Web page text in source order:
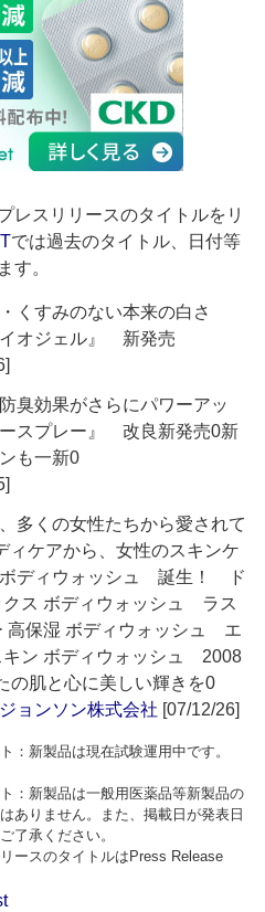
レスリリースのタイトルをリ
では過去のタイトル、日付等
す。
くすみのない本来の白さ
オジェル』 新発売
臭効果がさらにパワーアッ
スプレー』 改良新発売0新
も一新0
多くの女性たちから愛されて
ィケアから、女性のスキンケ
ボディウォッシュ 誕生！ ド
クス ボディウォッシュ ラス
高保湿 ボディウォッシュ エ
キン ボディウォッシュ 2008
の肌と心に美しい輝きを0
ョンソン株式会社 [07/12/26]
：新製品は現在試験運用中です。
：新製品は一般用医薬品等新製品の
ありません。また、掲載日が発表日
了承ください。
ースのタイトルはPress Release